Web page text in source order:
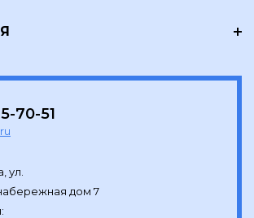
70-51
ул.
дом 7